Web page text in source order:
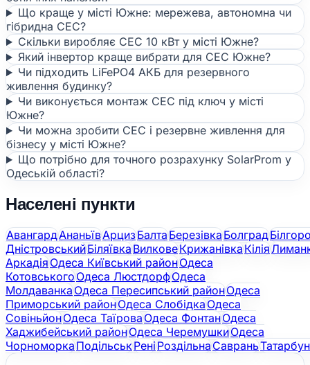
Що краще у місті Южне: мережева, автономна чи
гібридна СЕС?
Скільки виробляє СЕС 10 кВт у місті Южне?
Який інвертор краще вибрати для СЕС Южне?
Чи підходить LiFePO4 АКБ для резервного
живлення будинку?
Чи виконується монтаж СЕС під ключ у місті
Южне?
Чи можна зробити СЕС і резервне живлення для
бізнесу у місті Южне?
Що потрібно для точного розрахунку SolarProm у
Одеській області?
Населені пункти
АвангардАнаньївАрцизБалтаБерезівкаБолград
ДністровськийБіляївкаВилковеКрижанівкаКілія
АркадіяОдеса Київський районОдеса
КотовськогоОдеса ЛюстдорфОдеса
МолдаванкаОдеса Пересипський районОдеса
Приморський районОдеса СлобідкаОдеса
СовіньйонОдеса ТаїроваОдеса ФонтанОдеса
Хаджибейський районОдеса ЧеремушкиОдеса
ЧорноморкаПодільськРеніРоздільнаСаврань